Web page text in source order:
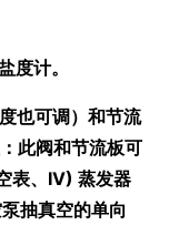
度计。
也可调） 和节流
：此阀和节流板可
表、IV) 蒸发器
抽真空的单向